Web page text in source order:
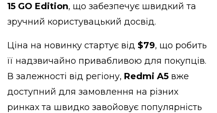
15 GO Edition, що забезпечує швидкий та
зручний користувацький досвід.
Ціна на новинку стартує від $79, що робить
її надзвичайно привабливою для покупців.
В залежності від регіону, Redmi A5 вже
доступний для замовлення на різних
ринках та швидко завойовує популярність